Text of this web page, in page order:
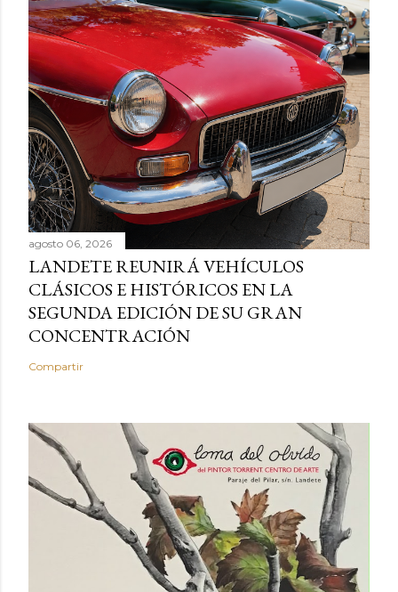
agosto 06, 2026
LANDETE REUNIRÁ VEHÍCULOS
CLÁSICOS E HISTÓRICOS EN LA
SEGUNDA EDICIÓN DE SU GRAN
CONCENTRACIÓN
Compartir